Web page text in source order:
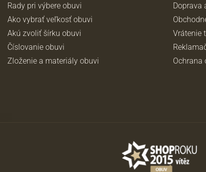
Rady pri výbere obuvi
Ako vybrať veľkosť obuvi
Akú zvoliť šírku obuvi
Číslovanie obuvi
Zloženie a materiály obuvi
Doprava
Vrátenie
Ochrana